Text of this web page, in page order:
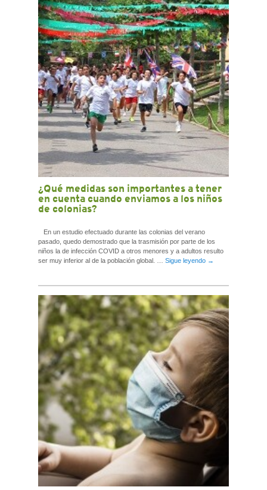
CONTACTO
¿Qué medidas son importantes a tener
en cuenta cuando enviamos a los niños
de colonias?
En un estudio efectuado durante las colonias del verano
pasado, quedo demostrado que la trasmisión por parte de los
niños la de infección COVID a otros menores y a adultos resulto
ser muy inferior al de la población global. … Sigue leyendo →